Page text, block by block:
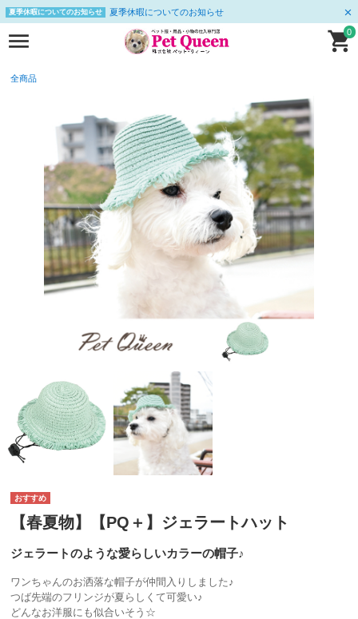
夏季休暇についてのお知らせ 夏季休暇についてのお知らせ
0
全商品
【春夏物】【PQ＋】ジェラートハット
ジェラートのような愛らしいカラーの帽子♪
ワンちゃんのお洒落な帽子が仲間入りしました♪
つば先端のフリンジが夏らしくて可愛い♪
どんなお洋服にも似合いそう☆